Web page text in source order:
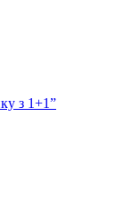
з 1+1”